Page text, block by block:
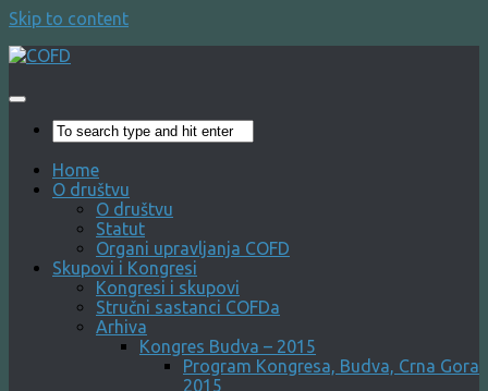
Skip to content
Home
O društvu
O društvu
Statut
Organi upravljanja COFD
Skupovi i Kongresi
Kongresi i skupovi
Stručni sastanci COFDa
Arhiva
Kongres Budva – 2015
Program Kongresa, Budva, Crna Gora
2015